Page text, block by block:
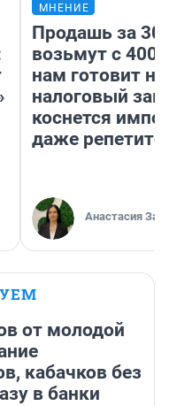
МНЕНИЕ
Продашь за
возьмут с
нам готовит
налоговый
коснется
даже
Анастасия
от молодой
кабачков без
в банки